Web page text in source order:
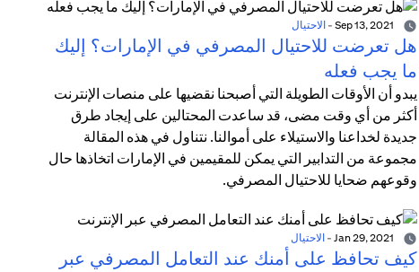
- الاحتيال
هل تعرضت للاحتيال المصرفي في الإمارات؟ إليك
ما يجب فعله
يبدو أن الأوقات الطويلة التي أصبحنا نقضيها على منصات الإنترنت
أكثر من أي وقت مضى، قد ساعدت المحتالين على إيجاد طرق
جديدة لخداعنا والاستيلاء على أموالنا. نتناول في هذه المقالة
مجموعة من التدابير التي يمكن للمقيمين في الإمارات اتخاذها حال
وقوعهم ضحايا للاحتيال المصرفي.
- الاحتيال
كيف تحافظ على أمنك عند التعامل المصرفي عبر